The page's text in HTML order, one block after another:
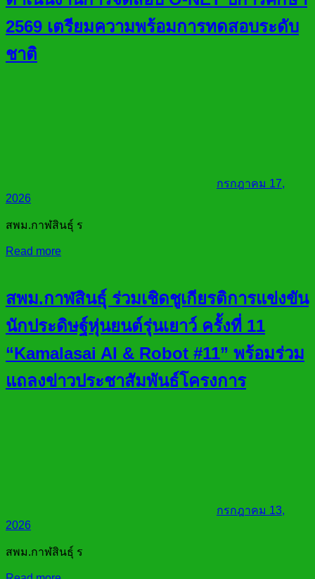
2569 เตรียมความพร้อมการทดสอบระดับ
ชาติ
กรกฎาคม 17,
2026
สพม.กาฬสินธุ์ ร
Read more
สพม.กาฬสินธุ์ ร่วมเชิดชูเกียรติการแข่งขัน
นักประดิษฐ์หุ่นยนต์รุ่นเยาว์ ครั้งที่ 11
“Kamalasai AI & Robot #11” พร้อมร่วม
แถลงข่าวประชาสัมพันธ์โครงการ
กรกฎาคม 13,
2026
สพม.กาฬสินธุ์ ร